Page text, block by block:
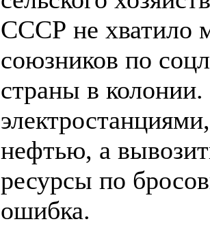
СССР не хватило
союзников по
страны в
нефтью, а
ресурсы по
ошибка.